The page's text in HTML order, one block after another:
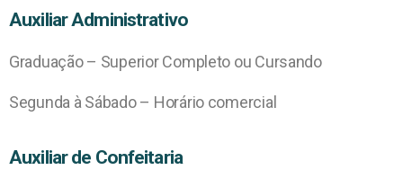
Auxiliar Administrativo
Graduação – Superior Completo ou Cursando
Segunda à Sábado – Horário comercial
Auxiliar de Confeitaria